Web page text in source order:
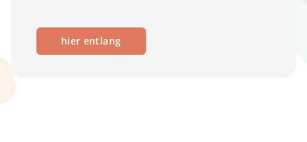
hier entlang